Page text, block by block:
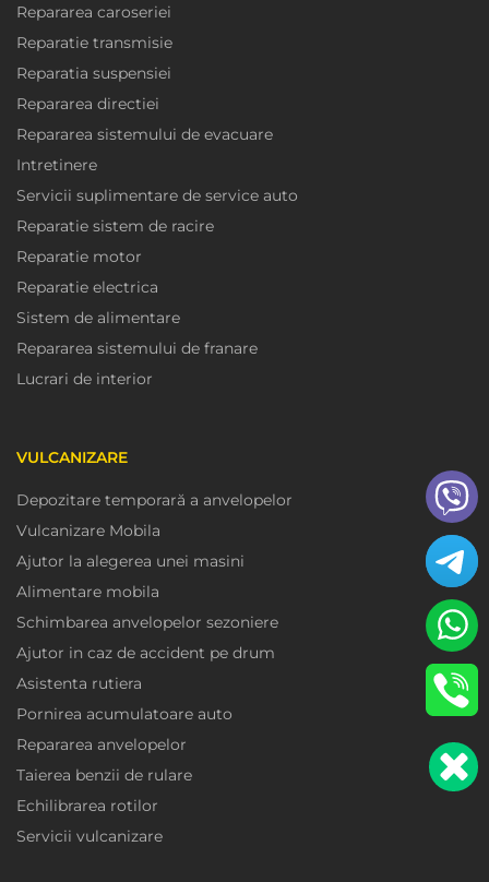
Repararea caroseriei
Reparatie transmisie
Reparatia suspensiei
Repararea directiei
Repararea sistemului de evacuare
Intretinere
Servicii suplimentare de service auto
Reparatie sistem de racire
Reparatie motor
Reparatie electrica
Sistem de alimentare
Repararea sistemului de franare
Lucrari de interior
VULCANIZARE
Depozitare temporară a anvelopelor
Vulcanizare Mobila
Ajutor la alegerea unei masini
Alimentare mobila
Schimbarea anvelopelor sezoniere
Ajutor in caz de accident pe drum
Asistenta rutiera
Pornirea acumulatoare auto
Repararea anvelopelor
Taierea benzii de rulare
Echilibrarea rotilor
Servicii vulcanizare